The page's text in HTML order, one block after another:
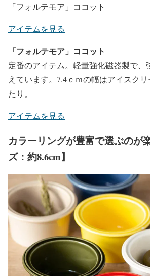
「フォルテモア」ココット
アイテムを見る
「フォルテモア」ココット
定番のアイテム。軽量強化磁器製で、
えています。7.4ｃｍの幅はアイスク
たり。
アイテムを見る
カラーリングが豊富で選ぶのが
ズ：約8.6cm】